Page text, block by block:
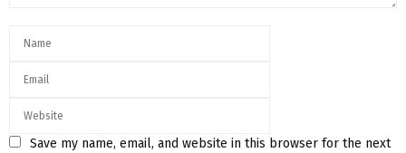
Save my name, email, and website in this browser for the next